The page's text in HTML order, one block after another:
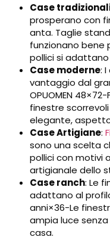
Case
prosperano con
anta. Taglie
funzionano bene
pollici si
Case moderne:
vantaggio dal
OPUOMEN
finestre
elegante,
Case Artigiane:
sono una scelta
pollici con motivi
artigianale dello
Case ranch: Le
adattano al
anni×36-Le
ampia luce
casa.